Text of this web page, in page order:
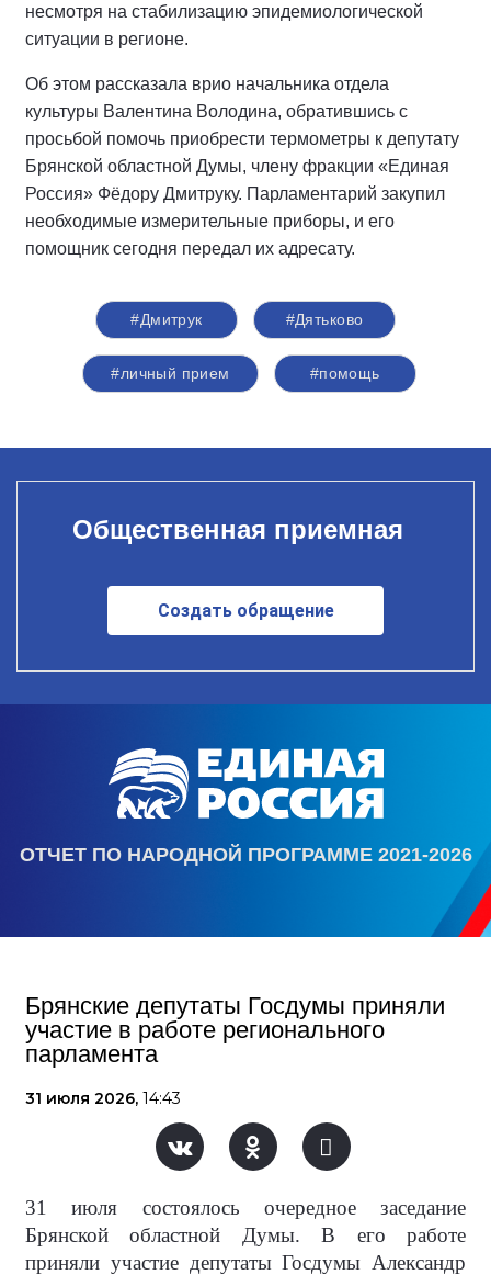
несмотря на стабилизацию эпидемиологической
ситуации в регионе.
Об этом рассказала врио начальника отдела
культуры Валентина Володина, обратившись с
просьбой помочь приобрести термометры к депутату
Брянской областной Думы, члену фракции «Единая
Россия» Фёдору Дмитруку. Парламентарий закупил
необходимые измерительные приборы, и его
помощник сегодня передал их адресату.
#Дмитрук #Дятьково
#личный прием #помощь
Общественная приемная
Создать обращение
ОТЧЕТ ПО НАРОДНОЙ ПРОГРАММЕ 2021-2026
Брянские депутаты Госдумы приняли
участие в работе регионального
парламента
31 июля 2026, 14:43
31 июля состоялось очередное заседание
Брянской областной Думы. В его работе
приняли участие депутаты Госдумы Александр